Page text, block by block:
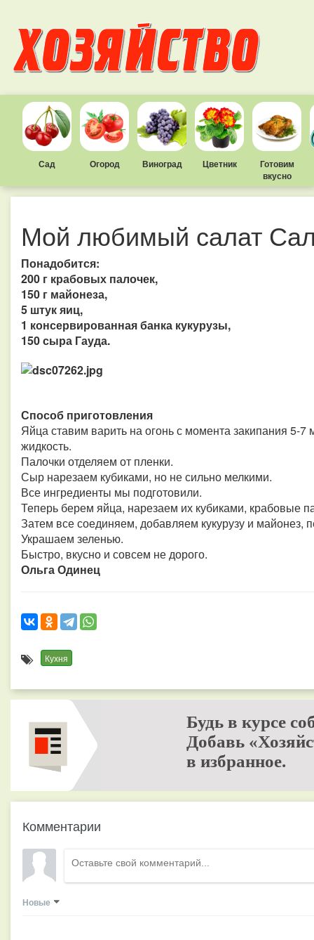
Сад Огород Виноград Цветник
Готовим
вкусно
Мой любимый салат
Понадобится:
200 г крабовых палочек,
150 г майонеза,
5 штук яиц,
1 консервированная банка кукурузы,
150 сыра Гауда.
Способ приготовления
Яйца ставим варить на огонь с момента закипания 5-7
жидкость.
Палочки отделяем от пленки.
Сыр нарезаем кубиками, но не сильно мелкими.
Все ингредиенты мы подготовили.
Теперь берем яйца, нарезаем их кубиками, крабовые
Затем все соединяем, добавляем кукурузу и майонез,
Украшаем зеленью.
Быстро, вкусно и совсем не дорого.
Ольга Одинец
Кухня
Будь в курсе
Добавь
в избранное.
Комментарии
Новые